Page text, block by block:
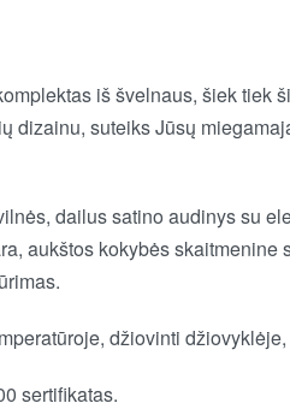
iš švelnaus, šiek tiek
dizainu, suteiks Jūsų
dailus satino audinys su
aukštos kokybės skaitmenine
džiovinti
sertifikatas.